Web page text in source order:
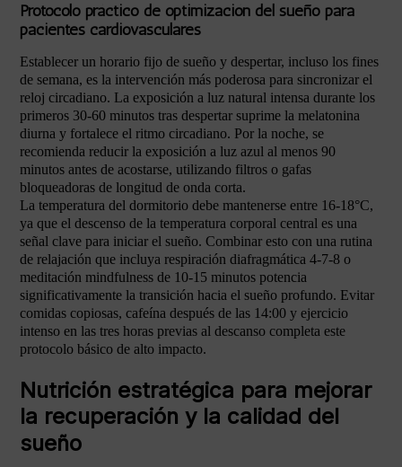
Protocolo práctico de optimización del sueño para
pacientes cardiovasculares
Establecer un horario fijo de sueño y despertar, incluso los fines
de semana, es la intervención más poderosa para sincronizar el
reloj circadiano. La exposición a luz natural intensa durante los
primeros 30-60 minutos tras despertar suprime la melatonina
diurna y fortalece el ritmo circadiano. Por la noche, se
recomienda reducir la exposición a luz azul al menos 90
minutos antes de acostarse, utilizando filtros o gafas
bloqueadoras de longitud de onda corta.
La temperatura del dormitorio debe mantenerse entre 16-18°C,
ya que el descenso de la temperatura corporal central es una
señal clave para iniciar el sueño. Combinar esto con una rutina
de relajación que incluya respiración diafragmática 4-7-8 o
meditación mindfulness de 10-15 minutos potencia
significativamente la transición hacia el sueño profundo. Evitar
comidas copiosas, cafeína después de las 14:00 y ejercicio
intenso en las tres horas previas al descanso completa este
protocolo básico de alto impacto.
Nutrición estratégica para mejorar
la recuperación y la calidad del
sueño